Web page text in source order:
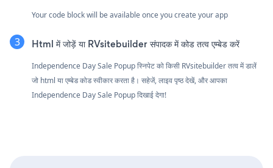
Your code block will be available once you create your app
Html में जोड़ें या RVsitebuilder संपादक में कोड तत्व एम्बेड करें
Independence Day Sale Popup स्निपेट को किसी RVsitebuilder तत्व में डालें
जो html या एम्बेड कोड स्वीकार करता है। सहेजें, लाइव पृष्ठ देखें, और आपका
Independence Day Sale Popup दिखाई देगा!